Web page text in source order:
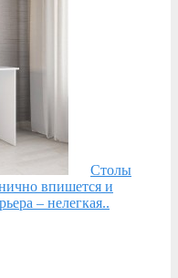
Столы
впишется и
– нелегкая..